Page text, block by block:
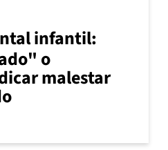
infantil:
o
malestar